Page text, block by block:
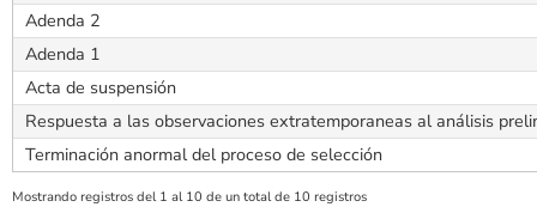
Adenda 2
Adenda 1
Acta de suspensión
Respuesta a las observaciones extratemporaneas al análisis
Terminación anormal del proceso de selección
Mostrando registros del 1 al 10 de un total de 10 registros